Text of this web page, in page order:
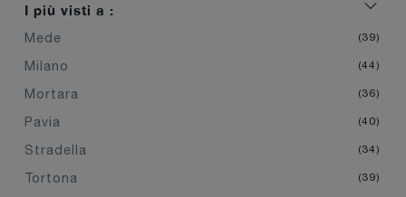
I più visti a :
Mede 39
Milano 44
Mortara 36
Pavia 40
Stradella 34
Tortona 39